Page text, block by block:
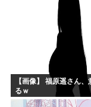
【画像】小池百合子×
【高市】ゴラム(56
5ちゃんのどこでも
海外「あるある！」
【画像】 福原遥さん
るｗ